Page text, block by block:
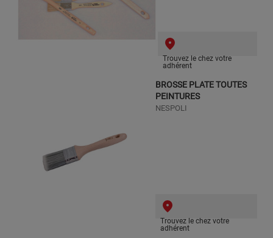
Trouvez le chez votre
adhérent
BROSSE PLATE TOUTES
PEINTURES
NESPOLI
Trouvez le chez votre
adhérent